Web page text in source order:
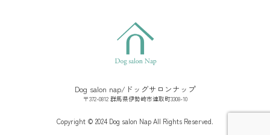
Dog salon nap/ドッグサロンナップ
〒372-0812 群馬県伊勢崎市連取町3308-10
Copyright © 2024 Dog salon Nap All Rights Reserved.